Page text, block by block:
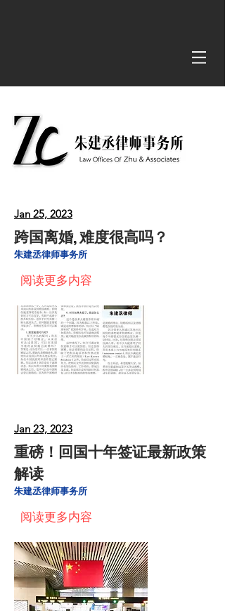
Latest News
Jan 25, 2023
跨国离婚, 难度很高吗？
朱建丞律师事务所
阅读更多内容
Jan 23, 2023
重磅！回国十年签证最新政策
解读
朱建丞律师事务所
阅读更多内容